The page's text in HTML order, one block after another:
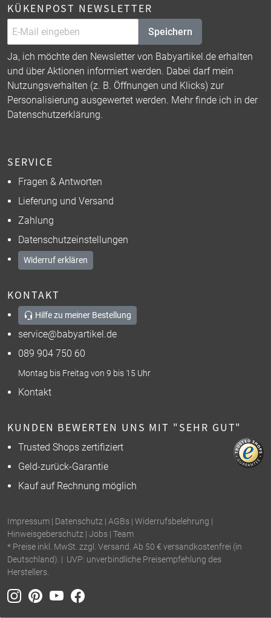
KÜKENPOST NEWSLETTER
Speichern
Ja, ich möchte den Newsletter von Babyartikel.de erhalten
und über Aktionen informiert werden. Dabei darf mein
Nutzungsverhalten (z. B. Öffnungen und Klicks) zur
Personalisierung ausgewertet werden. Mehr finde ich in der
Datenschutzerklärung.
SERVICE
Fragen & Antworten
Lieferung und Versand
Zahlung
Datenschutzeinstellungen
Widerruf erklären
KONTAKT
Hilfe zu meiner Bestellung
service@babyartikel.de
089 904 750 60
Montag bis Freitag von 9 bis 15 Uhr
Kontakt
KUNDEN BEWERTEN UNS MIT "SEHR GUT"
Trusted Shops zertifiziert
Geld-zurück-Garantie
Kauf auf Rechnung möglich
Impressum | Datenschutz | AGBs | Widerrufsbelehrung |
Hinweisgeberschutz | Jobs | Team
* Preise inkl. MwSt. zzgl. Versand. Ab 50 € versandkostenfrei (in
Deutschland). | UVP: unverbindliche Preisempfehlung des
Herstellers.